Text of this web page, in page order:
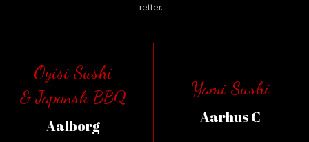
retter.
Oyisi Sushi
& Japansk BBQ
Aalborg
Yami Sushi
Aarhus C